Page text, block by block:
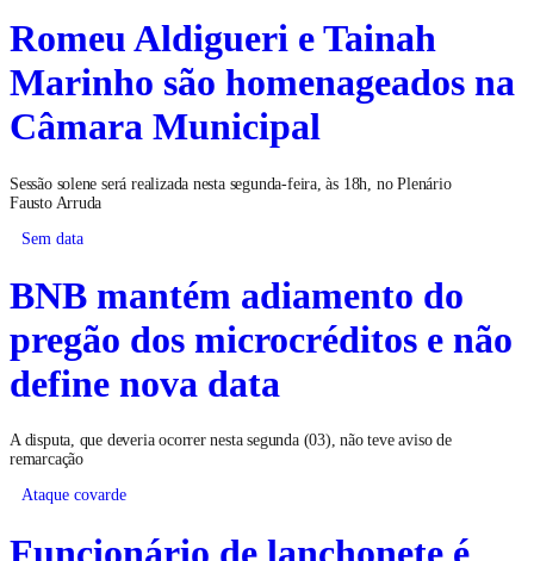
Romeu Aldigueri e Tainah
Marinho são homenageados na
Câmara Municipal
Sessão solene será realizada nesta segunda-feira, às 18h, no Plenário
Fausto Arruda
Sem data
BNB mantém adiamento do
pregão dos microcréditos e não
define nova data
A disputa, que deveria ocorrer nesta segunda (03), não teve aviso de
remarcação
Ataque covarde